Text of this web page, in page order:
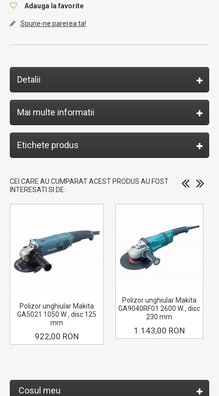
Adauga la favorite
Spune-ne parerea ta!
Detalii
Mai multe informatii
Etichete produs
CEI CARE AU CUMPARAT ACEST PRODUS AU FOST
INTERESATI SI DE:
Polizor unghiular Makita
GA5021 1050 W , disc 125
mm
922,00 RON
Polizor unghiular Makita
GA9040RF01 2600 W , disc
230 mm
1.143,00 RON
Cosul meu